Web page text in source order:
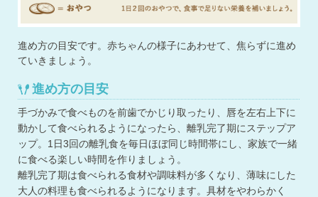
進め方の目安です。赤ちゃんの様子にあわせて、焦らずに進め
ていきましょう。
進め方の目安
手づかみで食べものを前歯でかじり取ったり、唇を左右上下に
動かして食べられるようになったら、離乳完了期にステップア
ップ。1日3回の離乳食を毎日ほぼ同じ時間帯にし、家族で一緒
に食べる楽しい時間を作りましょう。
離乳完了期は食べられる食材や調味料が多くなり、薄味にした
大人の料理も食べられるようになります。具材をやわらかく